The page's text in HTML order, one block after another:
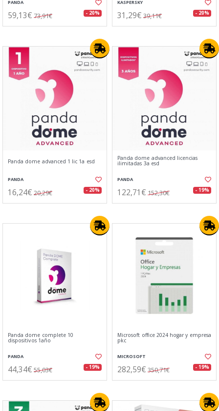
PANDA
59,13€ 73,91€ - 20%
KASPERSKY
31,29€ 39,11€ - 20%
Panda dome advanced 1 lic 1a esd
PANDA
16,24€ 20,29€ - 20%
Panda dome advanced licencias
ilimitadas 3a esd
PANDA
122,71€ 152,30€ - 19%
Panda dome complete 10
dispositivos 1año
PANDA
44,34€ 55,03€ - 19%
Microsoft office 2024 hogar y empresa
pkc
MICROSOFT
282,59€ 350,71€ - 19%